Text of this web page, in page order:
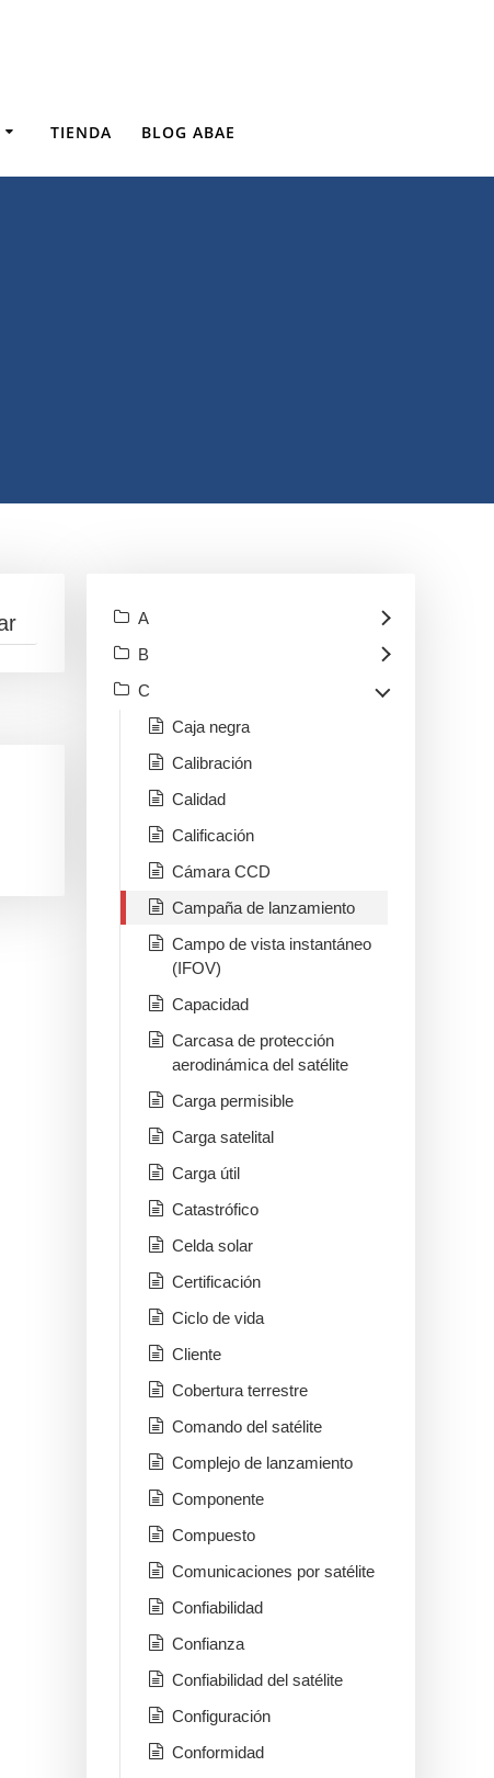
TIENDA BLOG ABAE
A
B
C
Caja negra
Calibración
Calidad
Calificación
Cámara CCD
Campaña de lanzamiento
Campo de vista instantáneo
(IFOV)
Capacidad
Carcasa de protección
aerodinámica del satélite
Carga permisible
Carga satelital
Carga útil
Catastrófico
Celda solar
Certificación
Ciclo de vida
Cliente
Cobertura terrestre
Comando del satélite
Complejo de lanzamiento
Componente
Compuesto
Comunicaciones por satélite
Confiabilidad
Confianza
Confiabilidad del satélite
Configuración
Conformidad